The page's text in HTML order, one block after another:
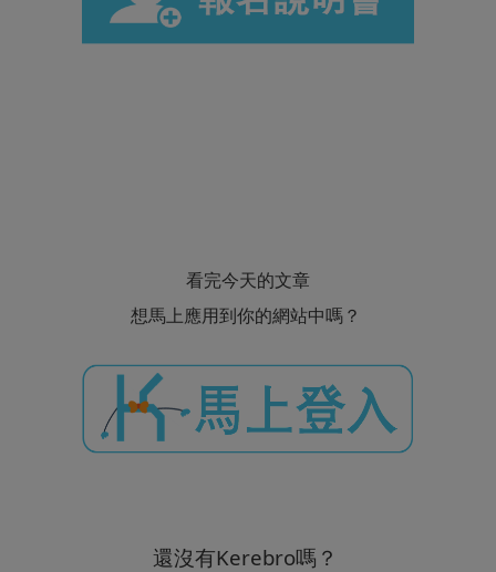
看完今天的文章
想馬上應用到你的網站中嗎？
還沒有Kerebro嗎？